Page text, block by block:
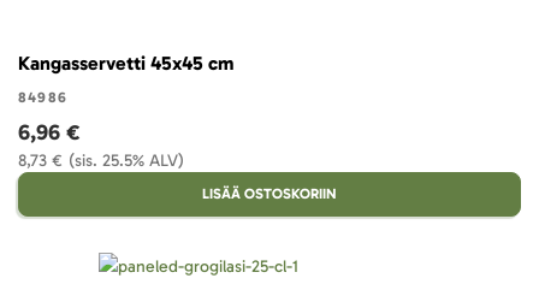
Kangasservetti 45x45 cm
84986
(sis. 25.5% ALV)
8,73 €
6,96 €
LISÄÄ OSTOSKORIIN